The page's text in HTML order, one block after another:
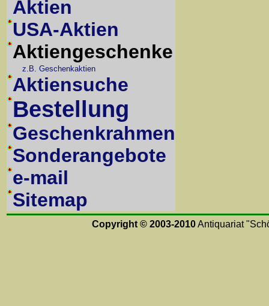
Aktien
USA-Aktien
Aktiengeschenke
z.B. Geschenkaktien
Aktiensuche
Bestellung
Geschenkrahmen
Sonderangebote
e-mail
Sitemap
Copyright © 2003-2010Antiquariat